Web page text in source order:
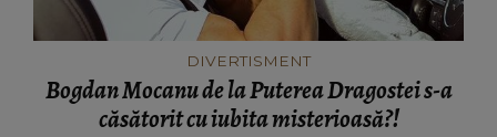
DIVERTISMENT
Bogdan Mocanu de la Puterea Dragostei s-a
căsătorit cu iubita misterioasă?!